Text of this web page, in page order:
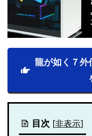
龍が如く７外
目次 [非表示]